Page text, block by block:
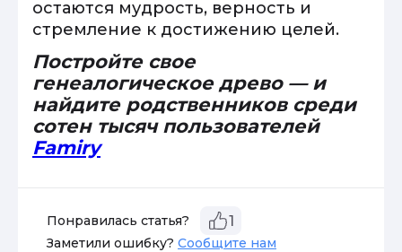
остаются мудрость, верность и
стремление к достижению целей.
Постройте свое
генеалогическое древо — и
найдите родственников среди
сотен тысяч пользователей
Famiry
Понравилась статья? 1
Заметили ошибку? Сообщите нам